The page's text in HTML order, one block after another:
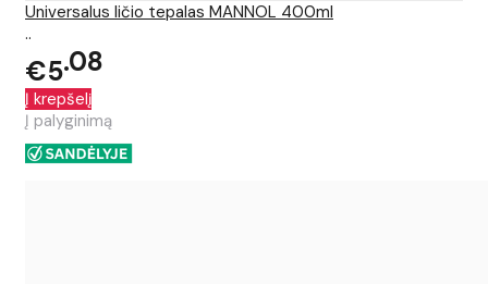
Universalus ličio tepalas MANNOL 400ml
..
€508
Į krepšelį
Į palyginimą